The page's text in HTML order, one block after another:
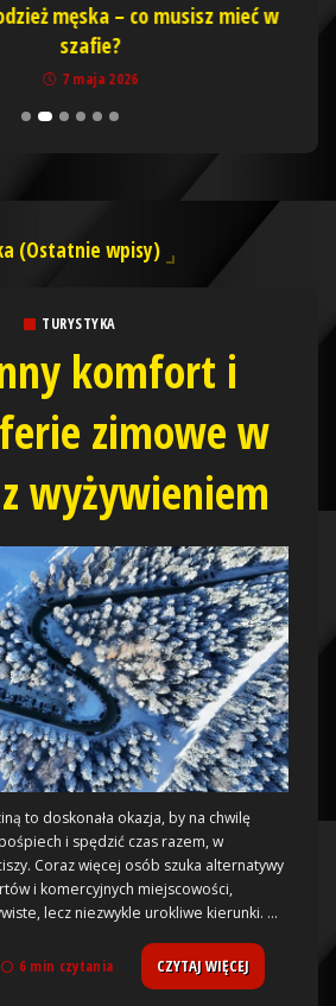
męska – co musisz mieć w
szafie?
7 maja 2026
(Ostatnie wpisy)
TURYSTYKA
komfort i
zimowe w
wyżywieniem
to doskonała okazja, by na chwilę
i spędzić czas razem, w
Coraz więcej osób szuka alternatywy
i komercyjnych miejscowości,
lecz niezwykle urokliwe kierunki. ...
6 min czytania CZYTAJ WIĘCEJ